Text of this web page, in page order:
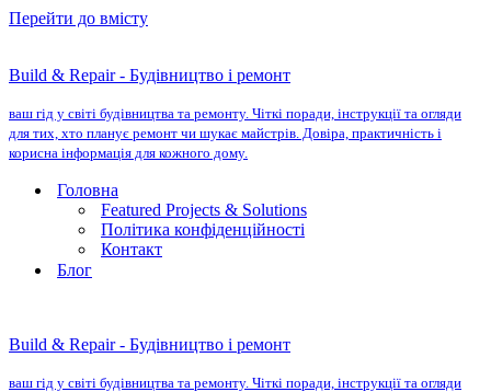
Перейти до вмісту
Build & Repair - Будівництво і ремонт
ваш гід у світі будівництва та ремонту. Чіткі поради, інструкції та огляди
для тих, хто планує ремонт чи шукає майстрів. Довіра, практичність і
корисна інформація для кожного дому.
Головна
Featured Projects & Solutions
Політика конфіденційності
Контакт
Блог
Build & Repair - Будівництво і ремонт
ваш гід у світі будівництва та ремонту. Чіткі поради, інструкції та огляди